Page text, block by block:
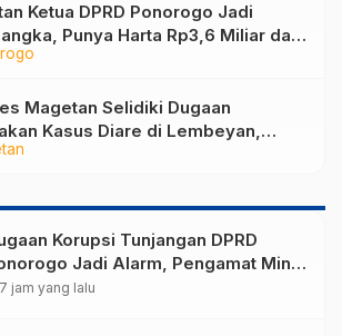
Ketua DPRD Ponorogo Jadi
Punya Harta Rp3,6 Miliar dan
Rp1,4 Miliar
Magetan Selidiki Dugaan
Kasus Diare di Lembeyan,
Penyelidikan Epidemiologi
Korupsi Tunjangan DPRD
Jadi Alarm, Pengamat Minta
Perkuat Tata Kelola
7 jam yang lalu